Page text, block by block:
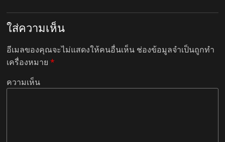
ใส่ความเห็น
อีเมลของคุณจะไม่แสดงให้คนอื่นเห็น ช่องข้อมูลจำเป็นถูกทำ
เครื่องหมาย*
ความเห็น